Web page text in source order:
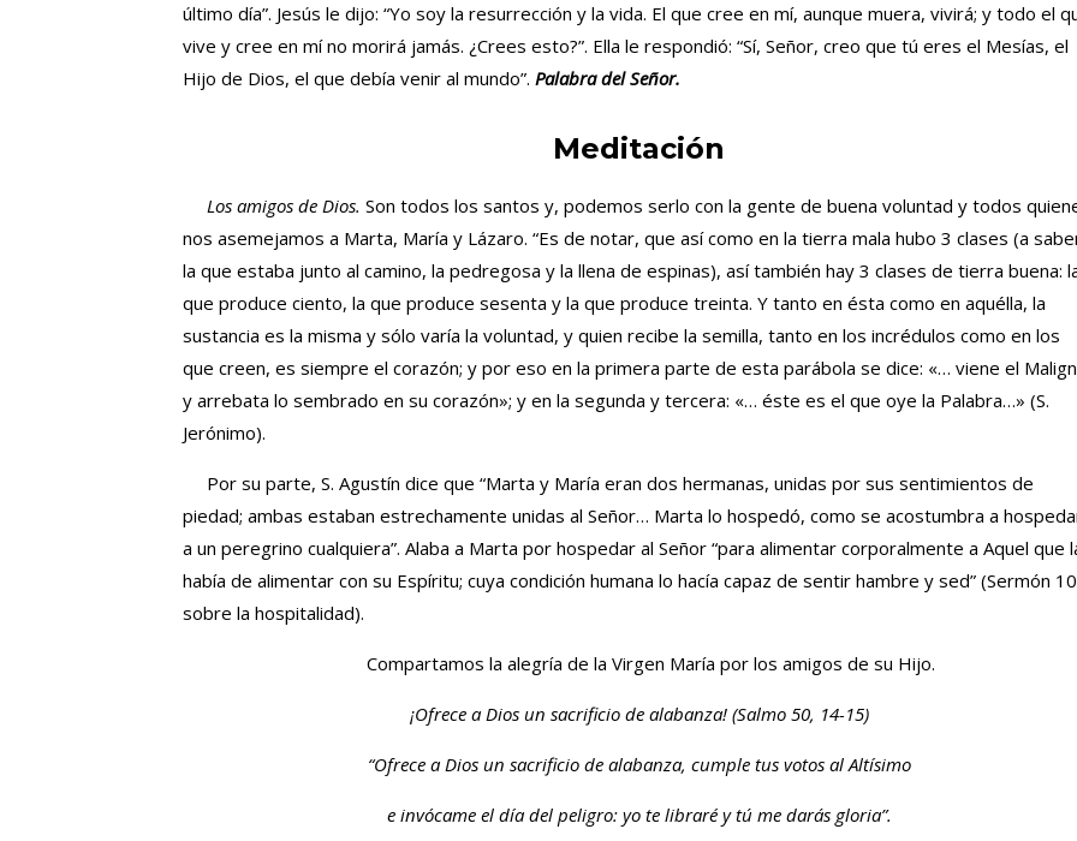
último día”. Jesús le dijo: “Yo soy la resurrección y la vida. El que cree en mí, aunque muera, vivirá; y todo el
vive y cree en mí no morirá jamás. ¿Crees esto?”. Ella le respondió: “Sí, Señor, creo que tú eres el Mesías, el
Hijo de Dios, el que debía venir al mundo”. Palabra del Señor.
Meditación
Los amigos de Dios. Son todos los santos y, podemos serlo con la gente de buena voluntad y todos
nos asemejamos a Marta, María y Lázaro. “Es de notar, que así como en la tierra mala hubo 3 clases (a
la que estaba junto al camino, la pedregosa y la llena de espinas), así también hay 3 clases de tierra buena:
que produce ciento, la que produce sesenta y la que produce treinta. Y tanto en ésta como en aquélla, la
sustancia es la misma y sólo varía la voluntad, y quien recibe la semilla, tanto en los incrédulos como en los
que creen, es siempre el corazón; y por eso en la primera parte de esta parábola se dice: «… viene el
y arrebata lo sembrado en su corazón»; y en la segunda y tercera: «… éste es el que oye la Palabra…» (S.
Jerónimo).
Por su parte, S. Agustín dice que “Marta y María eran dos hermanas, unidas por sus sentimientos de
piedad; ambas estaban estrechamente unidas al Señor… Marta lo hospedó, como se acostumbra a
a un peregrino cualquiera”. Alaba a Marta por hospedar al Señor “para alimentar corporalmente a Aquel que
había de alimentar con su Espíritu; cuya condición humana lo hacía capaz de sentir hambre y sed” (Sermón
sobre la hospitalidad).
Compartamos la alegría de la Virgen María por los amigos de su Hijo.
¡Ofrece a Dios un sacrificio de alabanza! (Salmo 50, 14-15)
“Ofrece a Dios un sacrificio de alabanza, cumple tus votos al Altísimo
e invócame el día del peligro: yo te libraré y tú me darás gloria”.